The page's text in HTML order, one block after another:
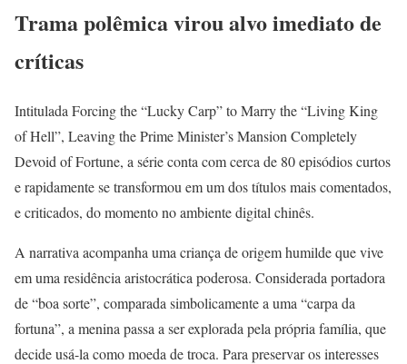
Trama polêmica virou alvo imediato de
críticas
Intitulada Forcing the “Lucky Carp” to Marry the “Living King
of Hell”, Leaving the Prime Minister’s Mansion Completely
Devoid of Fortune, a série conta com cerca de 80 episódios curtos
e rapidamente se transformou em um dos títulos mais comentados,
e criticados, do momento no ambiente digital chinês.
A narrativa acompanha uma criança de origem humilde que vive
em uma residência aristocrática poderosa. Considerada portadora
de “boa sorte”, comparada simbolicamente a uma “carpa da
fortuna”, a menina passa a ser explorada pela própria família, que
decide usá-la como moeda de troca. Para preservar os interesses